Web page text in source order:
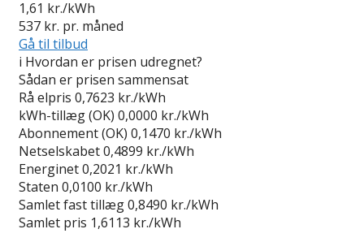
1,61 kr./kWh
537 kr. pr. måned
Gå til tilbud
i Hvordan er prisen udregnet?
Sådan er prisen sammensat
Rå elpris 0,7623 kr./kWh
kWh-tillæg (OK) 0,0000 kr./kWh
Abonnement (OK) 0,1470 kr./kWh
Netselskabet0,4899 kr./kWh
Energinet0,2021 kr./kWh
Staten 0,0100 kr./kWh
Samlet fast tillæg0,8490 kr./kWh
Samlet pris 1,6113 kr./kWh